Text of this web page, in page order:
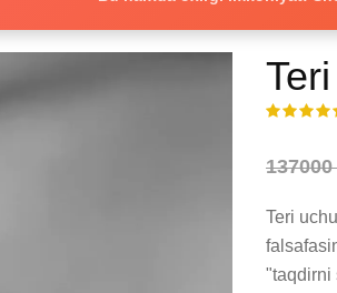
Teri
"taqdirni